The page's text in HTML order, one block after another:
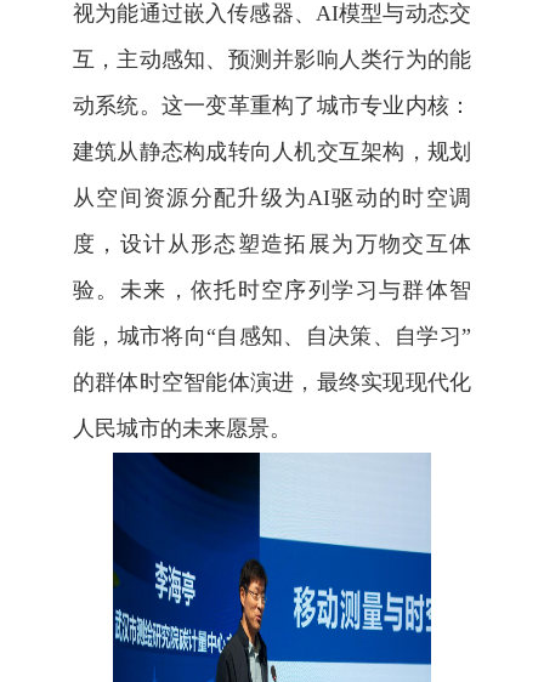
视为能通过嵌入传感器、 AI模型与动态交
互，主动感知、预测并影响人类行为的能
动系统。这一变革重构了城市专业内核：
建筑从静态构成转向人机交互架构，规划
从空间资源分配升级为AI驱动的时空调
度，设计从形态塑造拓展为万物交互体
验。未来，依托时空序列学习与群体智
能，城市将向“自感知、自决策、自学习”
的群体时空智能体演进，最终实现现代化
人民城市的未来愿景。